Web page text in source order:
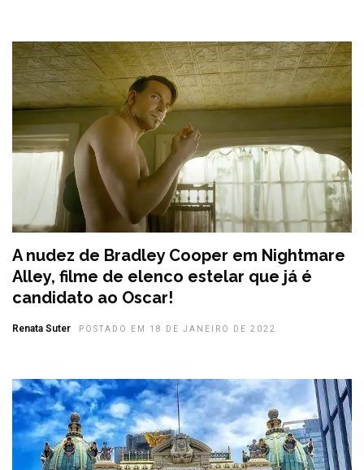
A nudez de Bradley Cooper em Nightmare
Alley, filme de elenco estelar que já é
candidato ao Oscar!
Renata Suter POSTADO EM 18 DE JANEIRO DE 2022